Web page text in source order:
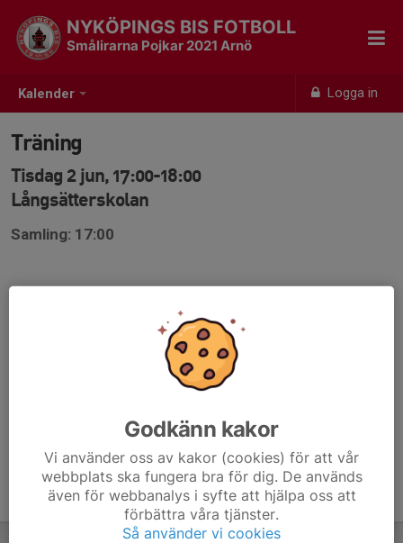
Kalender Logga in
NYKÖPINGS BIS FOTBOLL
Smålirarna Pojkar 2021 Arnö
Träning
Tisdag 2 jun, 17:00-18:00
Långsätterskolan
Samling: 17:00
Godkänn kakor
Vi använder oss av kakor (cookies) för att vår
webbplats ska fungera bra för dig. De används
även för webbanalys i syfte att hjälpa oss att
förbättra våra tjänster.
Så använder vi cookies